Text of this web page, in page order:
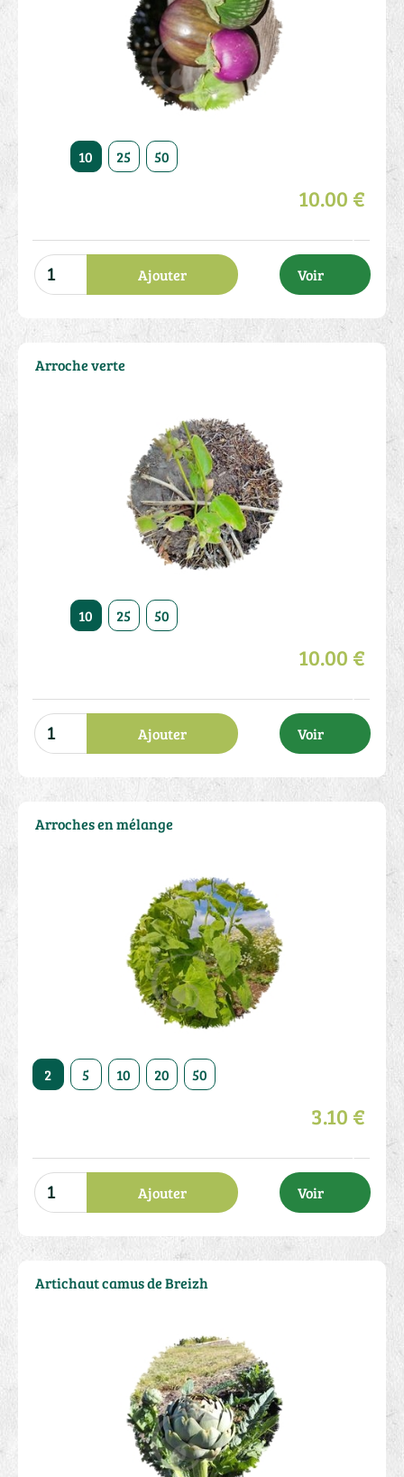
10 25 50
10.00 €
Ajouter Voir
10 25 50
10.00 €
Ajouter Voir
Arroche verte
2 5 10 20 50
3.10 €
Ajouter Voir
Arroches en mélange
Artichaut camus de Breizh